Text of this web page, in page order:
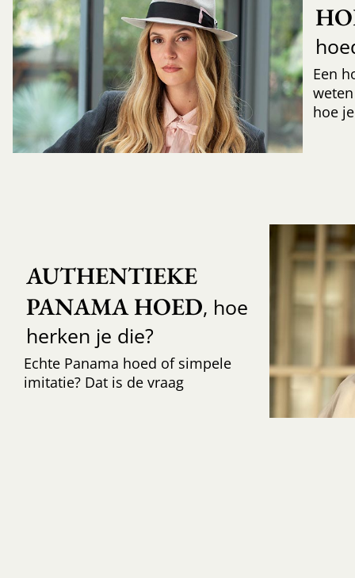
Een
hoe
AUTHENTIEKE
PANAMA HOED, hoe
herken je die?
Echte Panama hoed of simpele
imitatie? Dat is de vraag